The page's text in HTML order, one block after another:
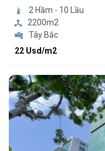
2 Hầm - 10 Lầu
2200m2
Tây Bắc
22 Usd/m2